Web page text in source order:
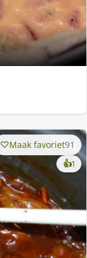
Maak favoriet91
👍1